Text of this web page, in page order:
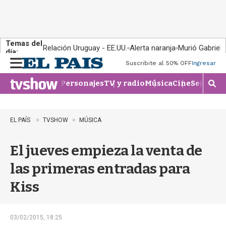
Temas del
día:
Relación Uruguay - EE.UU. Alerta naranja Murió Gabriel
n
u
Suscribite al 50% OFFIngresar
PersonajesTV y radioMúsicaCineSeries
M
o
EL PAÍS TVSHOW MÚSICA
El jueves empieza la venta de
las primeras entradas para
Kiss
03/02/2015, 18:25